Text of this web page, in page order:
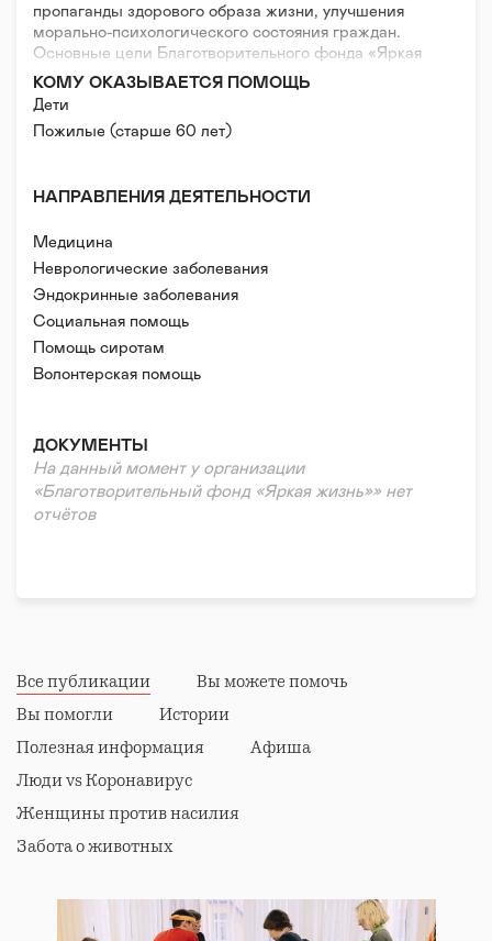
пропаганды здорового образа жизни, улучшения
морально-психологического состояния граждан.
Основные цели Благотворительного фонда «Яркая
жизнь»:
• активная помощь детям сиротам, направленная на
социализацию и адаптацию их в обществе, а также
содействие, чтобы дети сироты оказывались в
улучшение морально-психологического и
финансирования лечения, общения с волонтерами и
помощи семье больного ребенка;
морально-психологического состояния через
общение с волонтерами, организаций мероприятий
для пожилых людей, а также улучшение условий к
жизни-существованию.
КОМУ ОКАЗЫВАЕТСЯ ПОМОЩЬ
Дети
Пожилые (старше 60 лет)
НАПРАВЛЕНИЯ ДЕЯТЕЛЬНОСТИ
Медицина
Неврологические заболевания
Эндокринные заболевания
Онкологические заболевания
Заболевания системы крови
Заболевания органов и систем
СПИД/ВИЧ/Гепатит
Наследственные/генетические заболевания
Паллиативная помощь
Социальная помощь
Помощь сиротам
Волонтерская помощь
ДОКУМЕНТЫ
На данный момент у организации
«Благотворительный фонд «Яркая жизнь»» нет
отчётов
Все публикации
Вы можете помочь
Вы помогли
Истории
Полезная информация
Афиша
Люди vs Коронавирус
Женщины против насилия
Забота о животных